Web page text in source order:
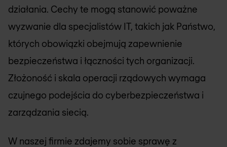
działania. Cechy te mogą stanowić poważne
wyzwanie dla specjalistów IT, takich jak Państwo,
których obowiązki obejmują zapewnienie
bezpieczeństwa i łączności tych organizacji.
Złożoność i skala operacji rządowych wymaga
czujnego podejścia do cyberbezpieczeństwa i
zarządzania siecią.
W naszej firmie zdajemy sobie sprawę z